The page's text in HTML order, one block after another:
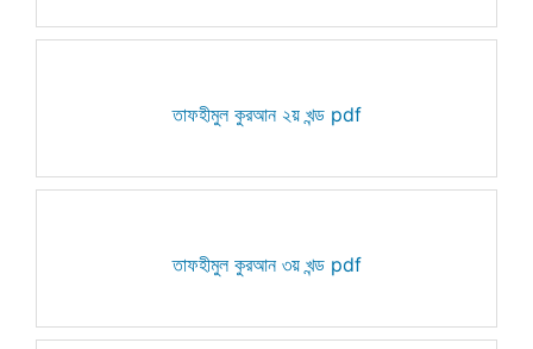
তাফহীমুল কুরআন ২য় খন্ড pdf
তাফহীমুল কুরআন ৩য় খন্ড pdf